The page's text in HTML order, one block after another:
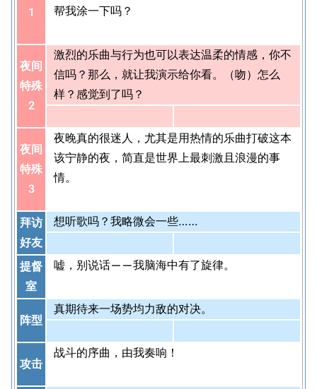
1
帮我涂一下吗？
夜间
特殊
2
激烈的乐曲与行为也可以表达温柔的情感，你不
信吗？那么，就让我演示给你看。（吻）怎么
样？感觉到了吗？
夜间
特殊
3
夜晚真的很迷人，尤其是用热情的乐曲打破这本
该宁静的夜，简直是世界上最刺激且浪漫的事
情。
拜访
好友
想听歌吗？我略微会一些……
提督
室
嘘，别说话——我脑海中有了旋律。
阵型
真期待来一场势均力敌的对决。
攻击
战斗的序曲，由我奏响！